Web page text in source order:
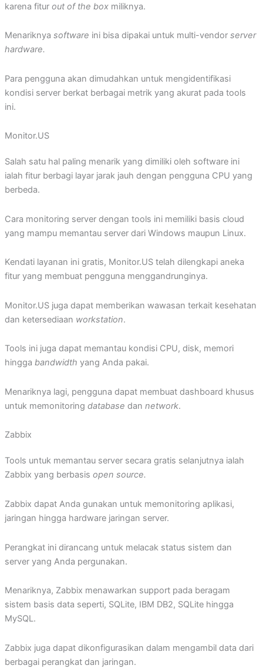
karena fitur out of the box miliknya.
Menariknya software ini bisa dipakai untuk multi-vendor server
hardware.
Para pengguna akan dimudahkan untuk mengidentifikasi
kondisi server berkat berbagai metrik yang akurat pada tools
ini.
Monitor.US
Salah satu hal paling menarik yang dimiliki oleh software ini
ialah fitur berbagi layar jarak jauh dengan pengguna CPU yang
berbeda.
Cara monitoring server dengan tools ini memiliki basis cloud
yang mampu memantau server dari Windows maupun Linux.
Kendati layanan ini gratis, Monitor.US telah dilengkapi aneka
fitur yang membuat pengguna menggandrunginya.
Monitor.US juga dapat memberikan wawasan terkait kesehatan
dan ketersediaan workstation.
Tools ini juga dapat memantau kondisi CPU, disk, memori
hingga bandwidth yang Anda pakai.
Menariknya lagi, pengguna dapat membuat dashboard khusus
untuk memonitoring database dan network.
Zabbix
Tools untuk memantau server secara gratis selanjutnya ialah
Zabbix yang berbasis open source.
Zabbix dapat Anda gunakan untuk memonitoring aplikasi,
jaringan hingga hardware jaringan server.
Perangkat ini dirancang untuk melacak status sistem dan
server yang Anda pergunakan.
Menariknya, Zabbix menawarkan support pada beragam
sistem basis data seperti, SQLite, IBM DB2, SQLite hingga
MySQL.
Zabbix juga dapat dikonfigurasikan dalam mengambil data dari
berbagai perangkat dan jaringan.